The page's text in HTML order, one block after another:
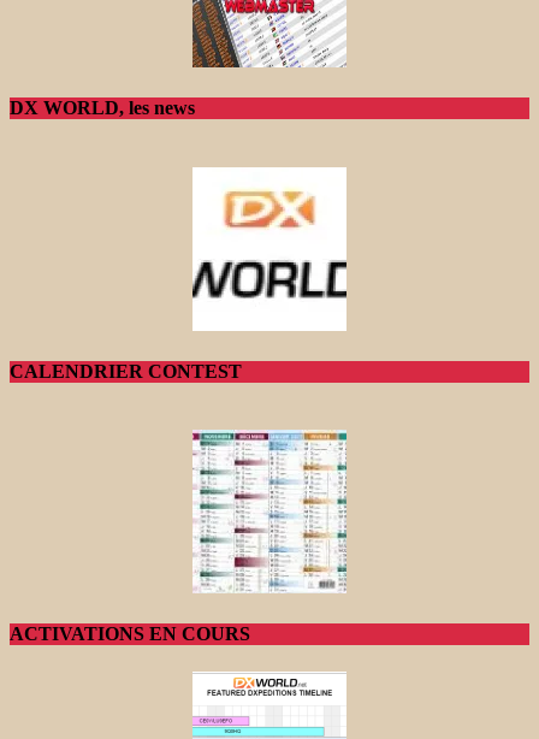
DX WORLD, les news
CALENDRIER CONTEST
ACTIVATIONS EN COURS